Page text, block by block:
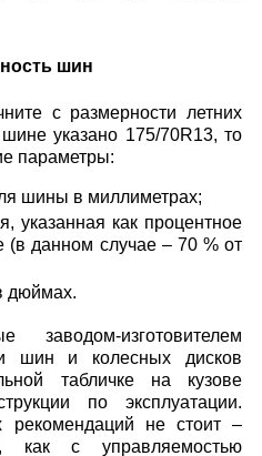
шин
с размерности летних
указано 175/70R13, то
параметры:
шины в миллиметрах;
указанная как процентное
данном случае – 70 % от
дюймах.
заводом-изготовителем
шин и колесных дисков
табличке на кузове
по эксплуатации.
рекомендаций не стоит –
как с управляемостью